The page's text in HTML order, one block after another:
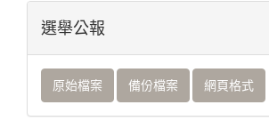
選舉公報
原始檔案 備份檔案 網頁格式